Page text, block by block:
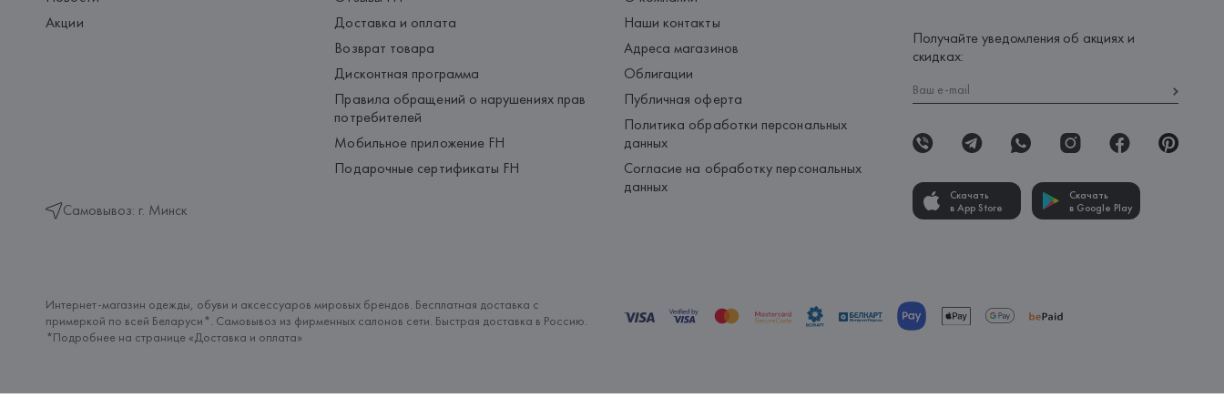
Акции
Самовывоз: г. Минск
Доставка и оплата
Возврат товара
Дисконтная программа
Правила обращений о нарушениях прав
потребителей
Мобильное приложение FH
Подарочные сертификаты FH
Наши контакты
Адреса магазинов
Облигации
Публичная оферта
Политика обработки персональных
данных
Согласие на обработку персональных
данных
Получайте уведомления об акциях и
скидках:
Скачать
в App Store
Скачать
в Google Play
Интернет-магазин одежды, обуви и аксессуаров мировых брендов. Бесплатная доставка с
примеркой по всей Беларуси*. Самовывоз из фирменных салонов сети. Быстрая доставка в Россию.
*Подробнее на странице «Доставка и оплата»